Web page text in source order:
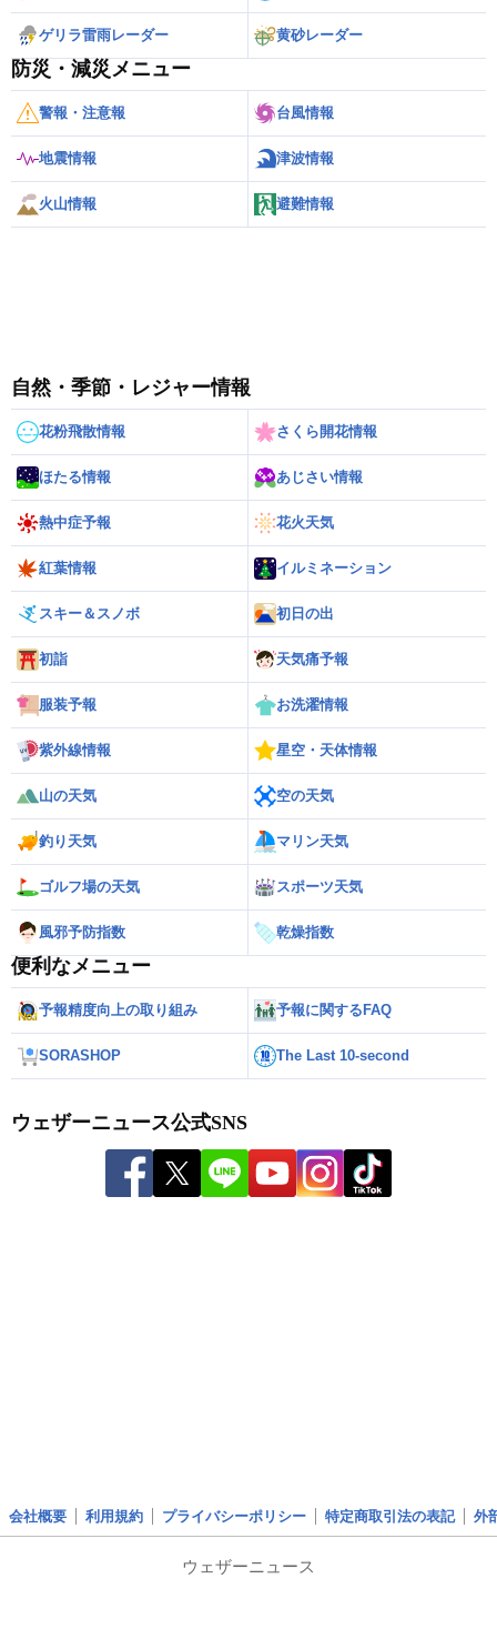
ゲリラ雷雨レーダー 黄砂レーダー
防災・減災メニュー
警報・注意報 台風情報
地震情報 津波情報
火山情報 避難情報
自然・季節・レジャー情報
花粉飛散情報 さくら開花情報
ほたる情報 あじさい情報
熱中症予報 花火天気
紅葉情報 イルミネーション
スキー＆スノボ 初日の出
初詣 天気痛予報
服装予報 お洗濯情報
紫外線情報 星空・天体情報
山の天気 空の天気
釣り天気 マリン天気
ゴルフ場の天気 スポーツ天気
風邪予防指数 乾燥指数
便利なメニュー
予報精度向上の取り組み 予報に関するFAQ
SORASHOP The Last 10-second
ウェザーニュース公式SNS
会社概要 利用規約 プライバシーポリシー 特定商取引法の表記 外
ウェザーニュース